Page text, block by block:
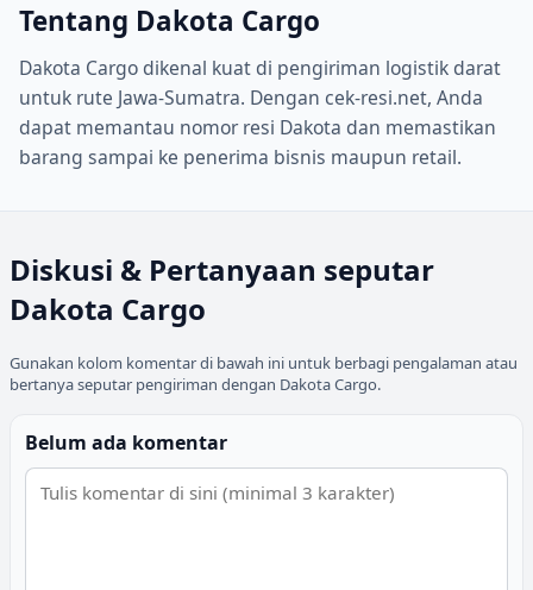
Tentang Dakota Cargo
Dakota Cargo dikenal kuat di pengiriman logistik darat
untuk rute Jawa-Sumatra. Dengan cek-resi.net, Anda
dapat memantau nomor resi Dakota dan memastikan
barang sampai ke penerima bisnis maupun retail.
Diskusi & Pertanyaan seputar
Dakota Cargo
Gunakan kolom komentar di bawah ini untuk berbagi pengalaman atau
bertanya seputar pengiriman dengan Dakota Cargo.
Belum ada komentar